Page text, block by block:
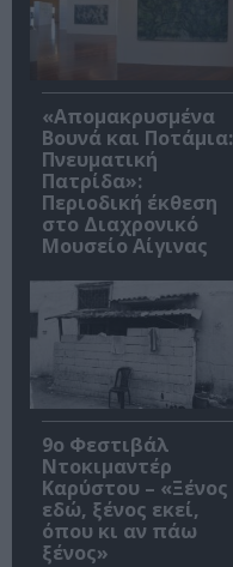
«Απομακρυσμένα
Βουνά και Ποτάμια:
Πνευματική
Πατρίδα»:
Περιοδική έκθεση
στο Διαχρονικό
Μουσείο Αίγινας
9ο Φεστιβάλ
Ντοκιμαντέρ
Καρύστου – «Ξένος
εδώ, ξένος εκεί,
όπου κι αν πάω
ξένος»